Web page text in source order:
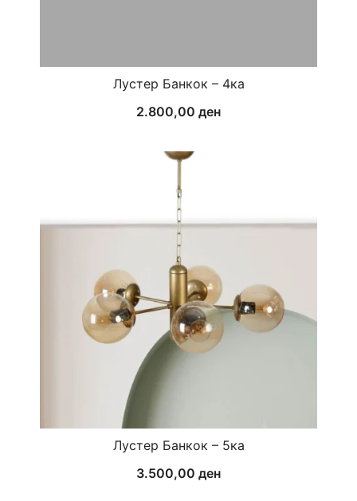
Лустер Банкок – 4ка
2.800,00 ден
Лустер Банкок – 5ка
3.500,00 ден